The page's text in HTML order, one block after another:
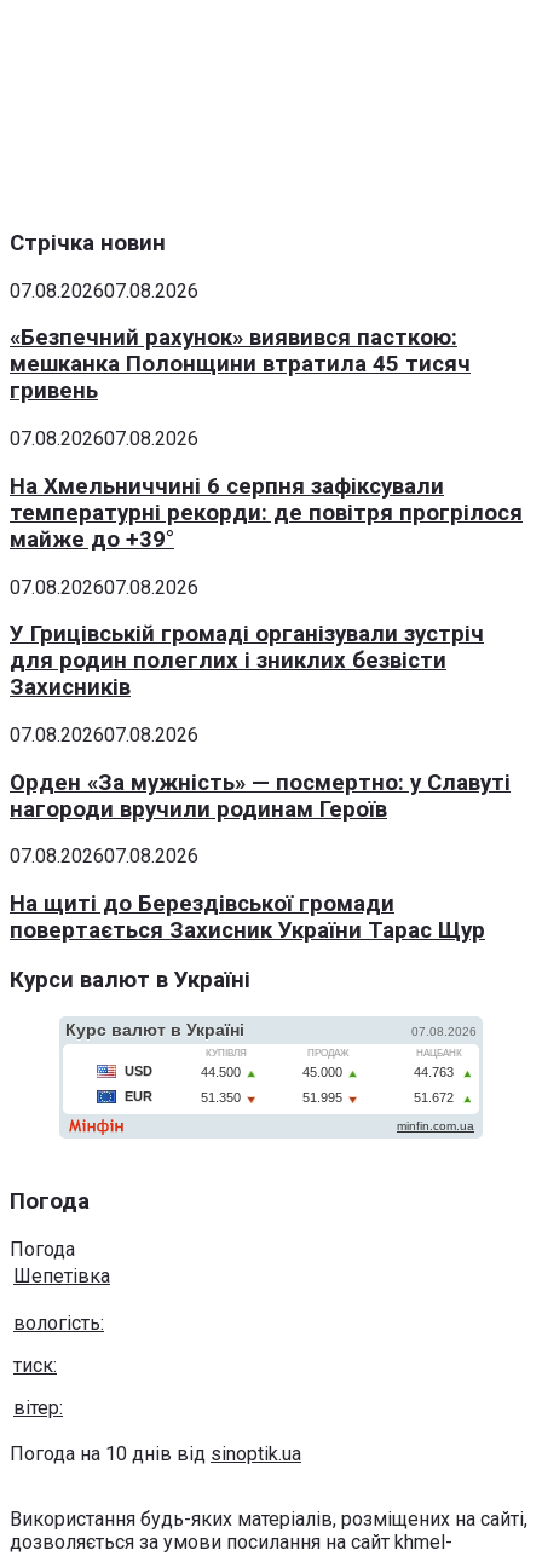
Стрічка новин
07.08.202607.08.2026
«Безпечний рахунок» виявився пасткою:
мешканка Полонщини втратила 45 тисяч
гривень
07.08.202607.08.2026
На Хмельниччині 6 серпня зафіксували
температурні рекорди: де повітря прогрілося
майже до +39°
07.08.202607.08.2026
У Грицівській громаді організували зустріч
для родин полеглих і зниклих безвісти
Захисників
07.08.202607.08.2026
Орден «За мужність» — посмертно: у Славуті
нагороди вручили родинам Героїв
07.08.202607.08.2026
На щиті до Берездівської громади
повертається Захисник України Тарас Щур
Курси валют в Україні
Погода
Погода
Шепетівка
вологість:
тиск:
вітер:
Погода на 10 днів від sinoptik.ua
Використання будь-яких матеріалів, розміщених на сайті,
дозволяється за умови посилання на сайт khmel-